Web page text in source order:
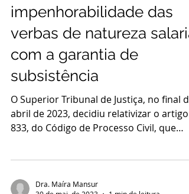
impenhorabilidade das
verbas de natureza
com a garantia de
subsistência
O Superior Tribunal de Justiça, no final de
abril de 2023, decidiu relativizar o artigo
833, do Código de Processo Civil, que
Dra. Maíra Mansur